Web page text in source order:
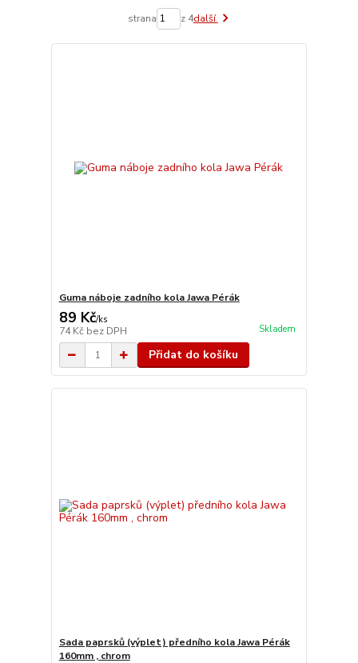
strana z 4další
Guma náboje zadního kola Jawa Pérák
89 Kč/ks
74 Kč bez DPH Skladem
Přidat do košíku
Sada paprsků (výplet) předního kola Jawa Pérák
160mm , chrom